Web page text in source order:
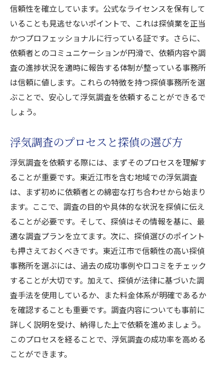
信頼性を確立しています。公式なライセンスを保有して
いることも見逃せないポイントで、これは探偵業を正当
かつプロフェッショナルに行っている証です。さらに、
依頼者とのコミュニケーションが円滑で、依頼内容や調
査の進捗状況を適時に報告する体制が整っている事務所
は信頼に値します。これらの特徴を持つ探偵事務所を選
ぶことで、安心して浮気調査を依頼することができるで
しょう。
浮気調査のプロセスと探偵の選び方
浮気調査を依頼する際には、まずそのプロセスを理解す
ることが重要です。東近江市を含む地域での浮気調査
は、まず初めに依頼者との綿密な打ち合わせから始まり
ます。ここで、調査の目的や具体的な状況を探偵に伝え
ることが必要です。そして、探偵はその情報を基に、最
適な調査プランを立てます。次に、探偵選びのポイント
も押さえておくべきです。東近江市で信頼性の高い探偵
事務所を選ぶには、過去の成功事例や口コミをチェック
することが大切です。加えて、探偵が法律に基づいた調
査手法を使用しているか、また料金体系が明確であるか
を確認することも重要です。調査内容についても事前に
詳しく説明を受け、納得した上で依頼を進めましょう。
このプロセスを経ることで、浮気調査の成功率を高める
ことができます。